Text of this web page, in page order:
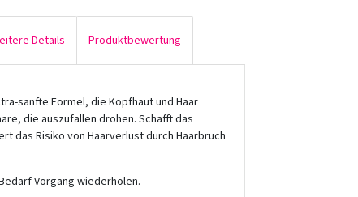
Details Produktbewertung
sanfte Formel, die Kopfhaut und Haar
die auszufallen drohen. Schafft das
das Risiko von Haarverlust durch Haarbruch
Vorgang wiederholen.